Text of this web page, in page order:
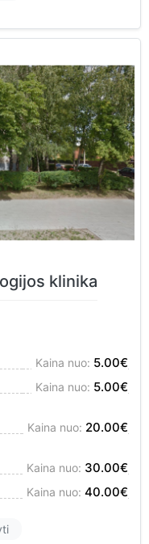
klinika
Kaina nuo: 5.00€
Kaina nuo: 5.00€
Kaina nuo: 20.00€
Kaina nuo: 30.00€
Kaina nuo: 40.00€